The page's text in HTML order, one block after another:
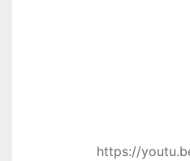
https://